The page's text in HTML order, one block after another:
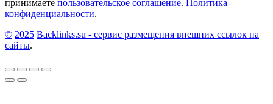
принимаете пользовательское соглашение. Политика
конфиденциальности.
© 2025 Backlinks.su - сервис размещения внешних ссылок на
сайты.